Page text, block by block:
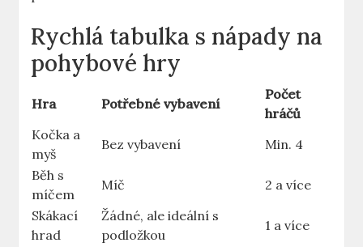
Rychlá tabulka s nápady na
pohybové hry
Hra Potřebné vybavení
Počet
hráčů
Kočka a
myš
Bez vybavení
Min. 4
Běh s
míčem
Míč
2 a více
Skákací
hrad
Žádné, ale ideální s
podložkou
1 a více